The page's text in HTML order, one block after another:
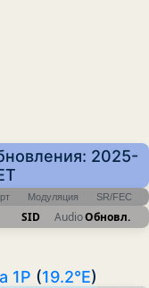
2025-
Модуляция SR/FEC
SID AudioОбновл.
1P (19.2°E)